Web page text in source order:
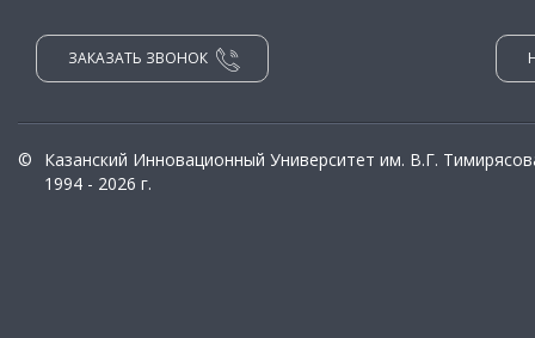
ЗАКАЗАТЬ ЗВОНОК
©
Казанский Инновационный Университет им. В.Г.
1994 - 2026 г.